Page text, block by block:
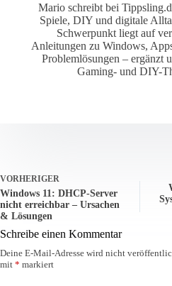
Mario schreibt bei
Spiele, DIY und digitale
Schwerpunkt liegt auf
Anleitungen zu Windows,
Problemlösungen – ergänzt
Gaming- und DIY-
VORHERIGER
Windows 11: DHCP-Server
nicht erreichbar – Ursachen
& Lösungen
Schreibe einen Kommentar
Deine E-Mail-Adresse wird nicht
mit * markiert